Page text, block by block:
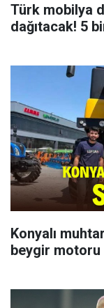
Türk mobilya
dağıtacak! 5
Konyalı
beygir motoru